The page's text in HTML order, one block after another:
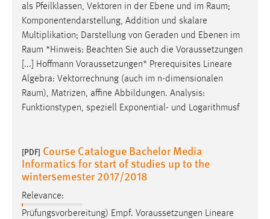
als Pfeilklassen, Vektoren in der Ebene und im Raum;
Komponentendarstellung, Addition und skalare
Multiplikation; Darstellung von Geraden und Ebenen im
Raum *Hinweis: Beachten Sie auch die Voraussetzungen
[...] Hoffmann Voraussetzungen* Prerequisites Lineare
Algebra: Vektorrechnung (auch im n-dimensionalen
Raum), Matrizen, affine Abbildungen. Analysis:
Funktionstypen, speziell Exponential- und Logarithmusf
[PDF] Course Catalogue Bachelor Media
Informatics for start of studies up to the
wintersemester 2017/2018
Relevance:
Prüfungsvorbereitung) Empf. Voraussetzungen Lineare